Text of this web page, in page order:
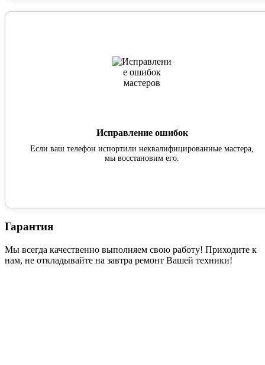
Исправление ошибок
Если ваш телефон испортили неквалифицированные мастера,
мы восстановим его.
Гарантия
Мы всегда качественно выполняем свою работу! Приходите к
нам, не откладывайте на завтра ремонт Вашей техники!